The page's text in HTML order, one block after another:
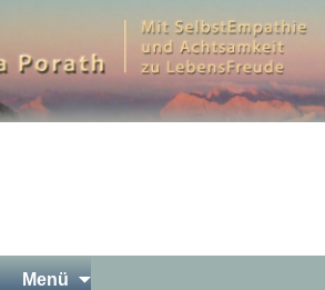
Petra Porath –
Luna Yoga
Mit SelbstEmpathie und
LebensFreude
Menü